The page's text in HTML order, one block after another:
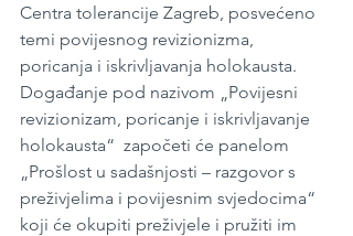
Centra tolerancije Zagreb, posvećeno
temi povijesnog revizionizma,
poricanja i iskrivljavanja holokausta.
Događanje pod nazivom „Povijesni
revizionizam, poricanje i iskrivljavanje
holokausta“  započeti će panelom
„Prošlost u sadašnjosti – razgovor s
preživjelima i povijesnim svjedocima“
koji će okupiti preživjele i pružiti im